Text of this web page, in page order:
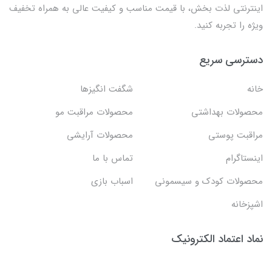
اینترنتی لذت بخش، با قیمت مناسب و کیفیت عالی به همراه تخفیف
ویژه را تجربه کنید.
دسترسی سریع
خانه
شگفت انگيزها
محصولات بهداشتي
محصولات مراقبت مو
مراقبت پوستی
محصولات آرایشی
اینستاگرام
تماس با ما
محصولات کودک و سیسمونی
اسباب بازی
اشپزخانه
نماد اعتماد الکترونیک